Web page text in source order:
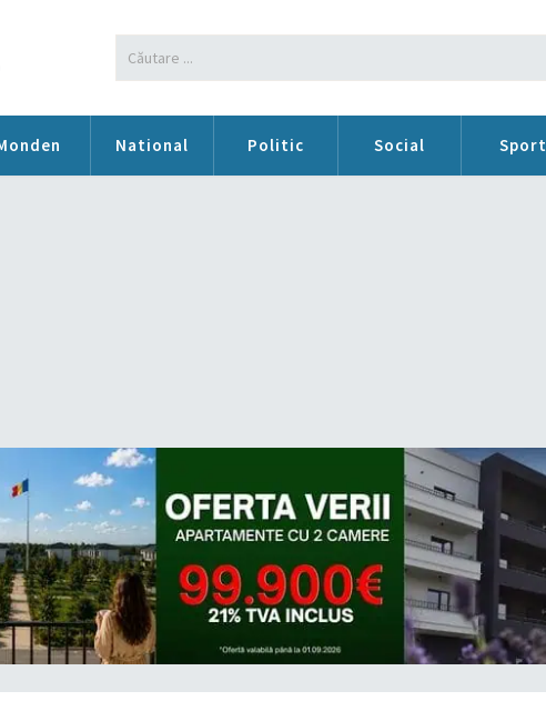
National Politic Social Sport